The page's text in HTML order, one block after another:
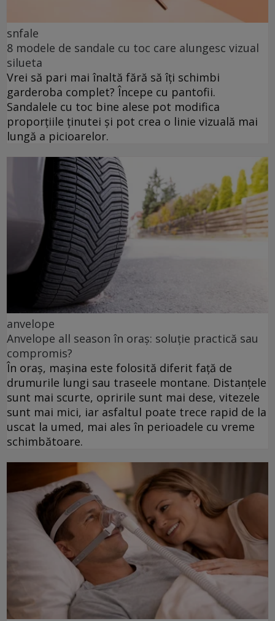
snfale
8 modele de sandale cu toc care alungesc vizual
silueta
Vrei să pari mai înaltă fără să îți schimbi
garderoba complet? Începe cu pantofii.
Sandalele cu toc bine alese pot modifica
proporțiile ținutei și pot crea o linie vizuală mai
lungă a picioarelor.
anvelope
Anvelope all season în oraș: soluție practică sau
compromis?
În oraș, mașina este folosită diferit față de
drumurile lungi sau traseele montane. Distanțele
sunt mai scurte, opririle sunt mai dese, vitezele
sunt mai mici, iar asfaltul poate trece rapid de la
uscat la umed, mai ales în perioadele cu vreme
schimbătoare.